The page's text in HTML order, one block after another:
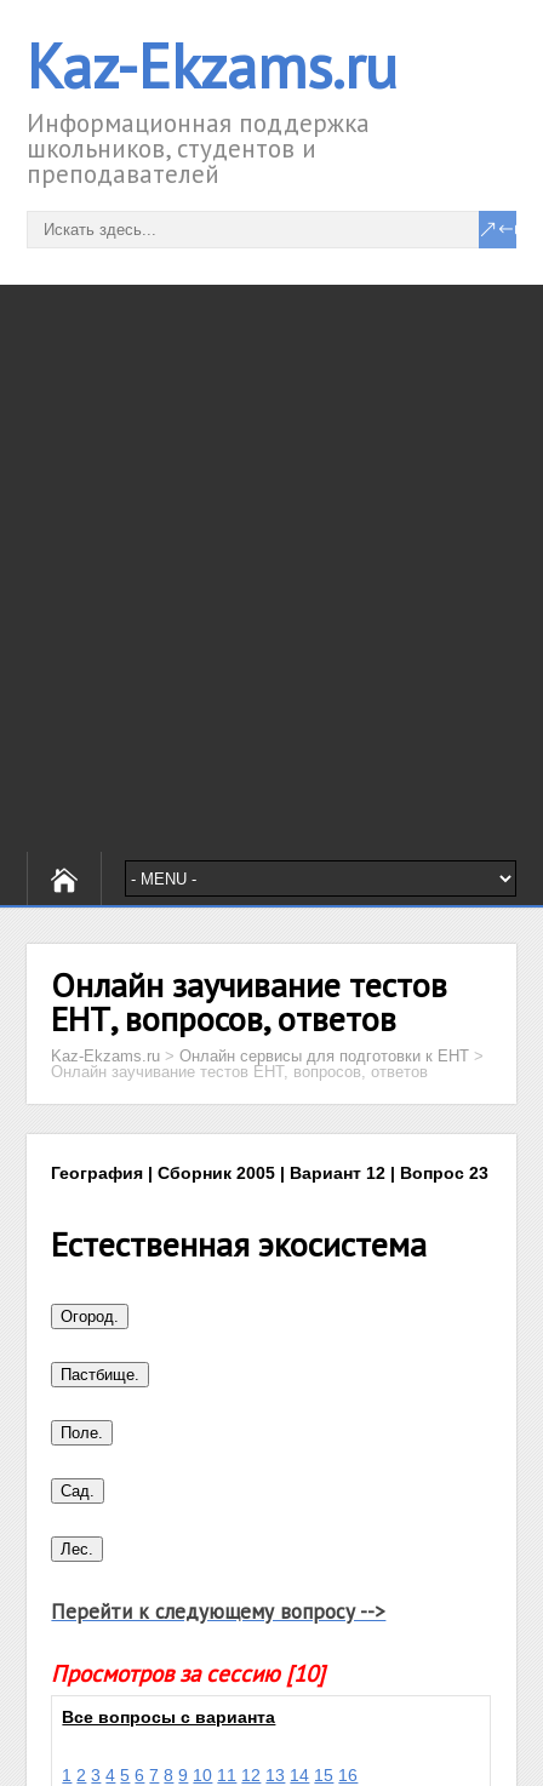
Kaz-Ekzams.ru
Информационная поддержка
школьников, студентов и
преподавателей
Онлайн заучивание тестов
ЕНТ, вопросов, ответов
Kaz-Ekzams.ru >Онлайн сервисы для подготовки к ЕНТ >
Онлайн заучивание тестов ЕНТ, вопросов, ответов
География | Сборник 2005 | Вариант 12 | Вопрос 23
Естественная экосистема
Перейти к следующему вопросу -->
Просмотров за сессию [10]
Все вопросы с варианта
1 2 3 4 5 6 7 8 9 10 11 12 13 14 15 16